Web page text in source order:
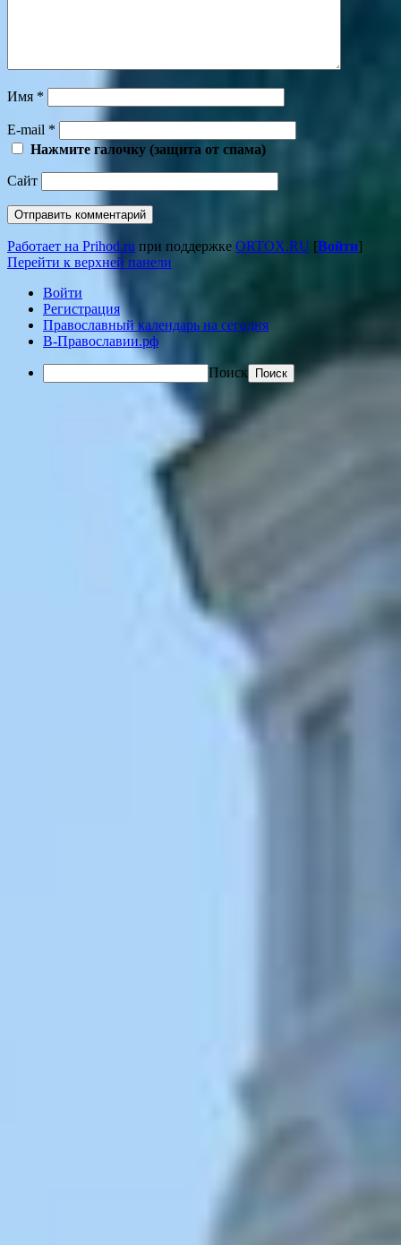
Имя *
E-mail *
Нажмите галочку (защита от спама)
Сайт
Работает на Prihod.ru при поддержке ORTOX.RU [Войти]
Перейти к верхней панели
Войти
Регистрация
Православный календарь на сегодня
В-Православии.рф
Поиск